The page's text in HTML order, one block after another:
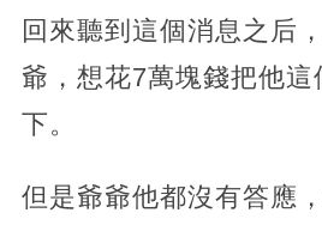
回來聽到這個消息之后
爺，想花7萬塊錢把他這
下。
但是爺爺他都沒有答應